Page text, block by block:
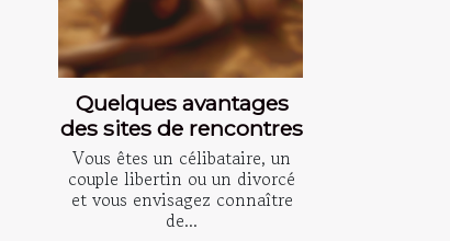
Quelques avantages
des sites de rencontres
Vous êtes un célibataire, un
couple libertin ou un divorcé
et vous envisagez connaître
de...